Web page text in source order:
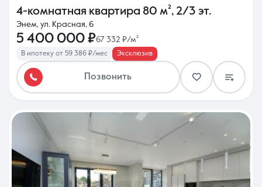
4-комнатная квартира 80 м², 2/3 эт.
Энем, ул. Красная, 6
5 400 000 ₽67 332 ₽/м²
В ипотеку от 59 386 ₽/мес Эксклюзив
Позвонить